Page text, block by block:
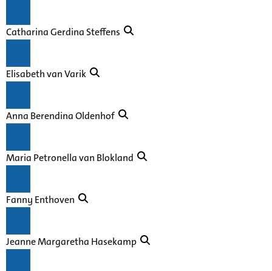
Catharina Gerdina Steffens
Elisabeth van Varik
Anna Berendina Oldenhof
Maria Petronella van Blokland
Fanny Enthoven
Jeanne Margaretha Hasekamp